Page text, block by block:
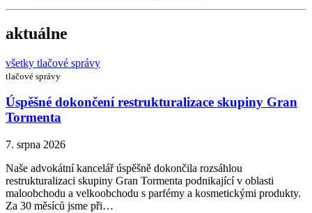
aktuálne
všetky tlačové správy
tlačové správy
Úspěšné dokončení restrukturalizace skupiny Gran
Tormenta
7. srpna 2026
Naše advokátní kancelář úspěšně dokončila rozsáhlou
restrukturalizaci skupiny Gran Tormenta podnikající v oblasti
maloobchodu a velkoobchodu s parfémy a kosmetickými produkty.
Za 30 měsíců jsme při…